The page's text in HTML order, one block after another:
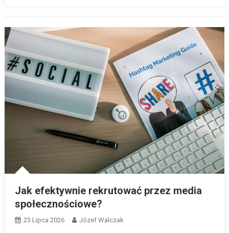
Jak efektywnie rekrutować przez media
społecznościowe?
23 Lipca 2026 Józef Walczak